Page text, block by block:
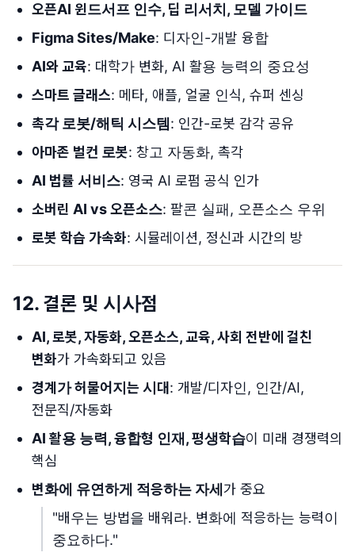
오픈AI 윈드서프 인수, 딥 리서치, 모델 가이드
Figma Sites/Make: 디자인-개발 융합
AI와 교육: 대학가 변화, AI 활용 능력의 중요성
스마트 글래스: 메타, 애플, 얼굴 인식, 슈퍼 센싱
촉각 로봇/해틱 시스템 : 인간-로봇 감각 공유
아마존 벌컨 로봇: 창고 자동화, 촉각
AI 법률 서비스: 영국 AI 로펌 공식 인가
소버린 AI vs 오픈소스: 팔콘 실패, 오픈소스 우위
로봇 학습 가속화: 시뮬레이션, 정신과 시간의 방
12. 결론 및 시사점
AI, 로봇, 자동화, 오픈소스, 교육, 사회 전반에 걸친
변화가 가속화되고 있음
경계가 허물어지는 시대: 개발/디자인, 인간/AI,
전문직/자동화
AI 활용 능력, 융합형 인재, 평생학습이 미래 경쟁력의
핵심
변화에 유연하게 적응하는 자세 가 중요
"배우는 방법을 배워라. 변화에 적응하는 능력이
중요하다."